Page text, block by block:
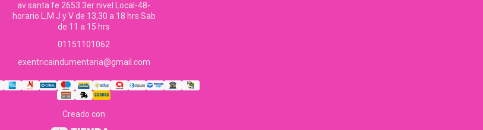
av santa fe 2653 3er nivel Local-48-
horario L,M J y V de 13,30 a 18 hrs Sab
de 11 a 15 hrs
01151101062
exentricaindumentaria@gmail.com
Creado con